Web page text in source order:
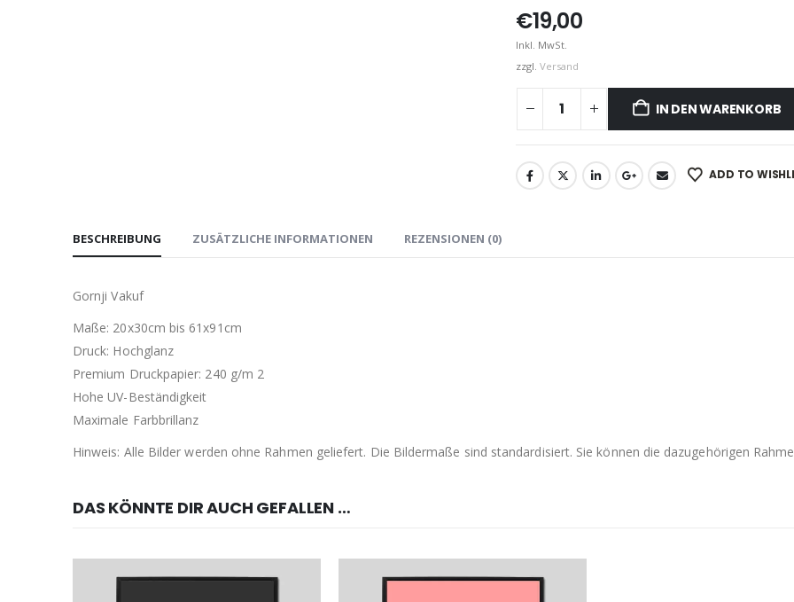
€19,00
Inkl. MwSt.
zzgl. Versand
IN DEN WARENKORB
ADD TO
BESCHREIBUNG ZUSÄTZLICHE INFORMATIONEN REZENSIONEN (0)
Gornji Vakuf
Maße: 20x30cm bis 61x91cm
Druck: Hochglanz
Premium Druckpapier: 240 g/m 2
Hohe UV-Beständigkeit
Maximale Farbbrillanz
Hinweis: Alle Bilder werden ohne Rahmen geliefert. Die Bildermaße sind standardisiert. Sie können die dazugehörigen
DAS KÖNNTE DIR AUCH GEFALLEN …